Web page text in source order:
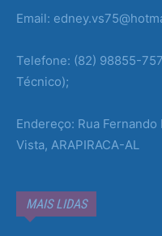
Email:
Telefone: (82) 98855-
Técnico);
Endereço: Rua
Vista, ARAPIRACA-AL
MAIS LIDAS